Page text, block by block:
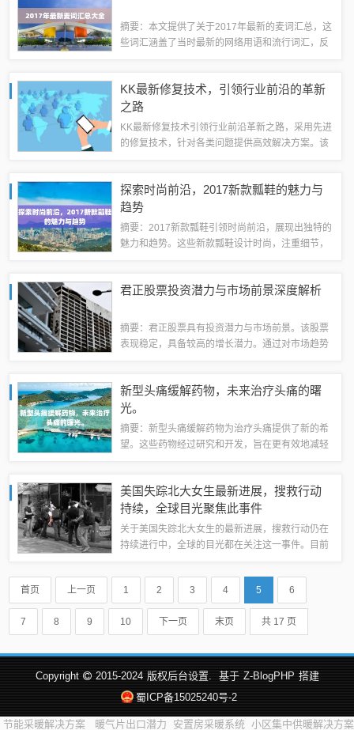
摘要：本文提供了关于2017年最新的麦词汇总，这
些词汇涵盖了当时最新的网络用语和流行词汇，反
参考价值。社交类麦词1、社交网络：指...
KK最新修复技术，引领行业前沿的革新
之路
KK最新修复技术引领行业前沿革新之路，采用先进
的修复技术，针对各类问题提供高效解决方案。该
技术的出现，标志着行业技术的新高度，...
探索时尚前沿，2017新款瓢鞋的魅力与
趋势
摘要：2017新款瓢鞋引领时尚前沿，展现出独特的
魅力和趋势。这些新款瓢鞋设计时尚，注重细节，
们的新宠。无论是搭配休闲装还是正式场...
君正股票投资潜力与市场前景深度解析
摘要：君正股票具有投资潜力与市场前景。该股票
表现稳定，具备较高的增长潜力。通过对市场趋势
绩表现、行业趋势以及市场变化等因素，以做...
新型头痛缓解药物，未来治疗头痛的曙
光。
摘要：新型头痛缓解药物为治疗头痛提供了新的希
望。这些药物经过研究和开发，旨在更有效地减轻
少的不良反应。这些药物有望成为头痛治疗的...
美国失踪北大女生最新进展，搜救行动
持续，全球目光聚焦此事件
关于美国失踪北大女生的最新进展，搜救行动仍在
持续进行中，全球的目光都在关注这一事件。目前
展开。对于这一事件，我们将持续关注并更新最新
进展。事件回顾XXX，这位优秀的北大女生...
首页 上一页 1 2 3 4 5 6
7 8 9 10 下一页 末页 共 17 页
Copyright 2015-2024 版权后台设置. 基于 Z-BlogPHP 搭建
蜀ICP备15025240号-2
节能采暖解决方案 暖气片出口潜力 安置房采暖系统 小区集中供暖解决方案